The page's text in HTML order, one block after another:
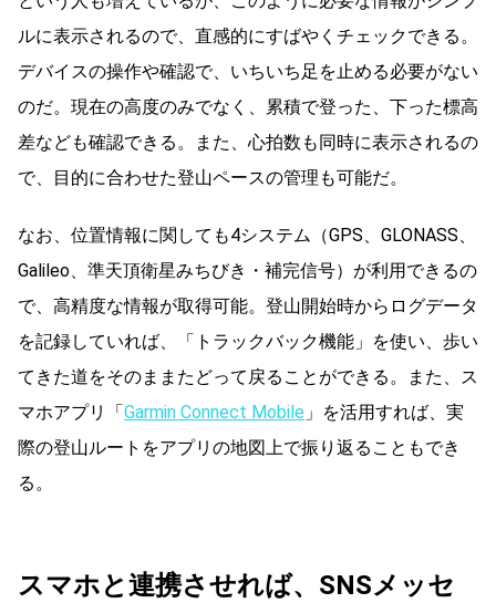
ルに表示されるので、直感的にすばやくチェックできる。
デバイスの操作や確認で、いちいち足を止める必要がない
のだ。現在の高度のみでなく、累積で登った、下った標高
差なども確認できる。また、心拍数も同時に表示されるの
で、目的に合わせた登山ペースの管理も可能だ。
なお、位置情報に関しても4システム（GPS、GLONASS、
Galileo、準天頂衛星みちびき・補完信号）が利用できるの
で、高精度な情報が取得可能。登山開始時からログデータ
を記録していれば、「トラックバック機能」を使い、歩い
てきた道をそのままたどって戻ることができる。また、ス
マホアプリ「 Garmin Connect Mobile 」を活用すれば、実
際の登山ルートをアプリの地図上で振り返ることもでき
る。
スマホと連携させれば、SNSメッセ